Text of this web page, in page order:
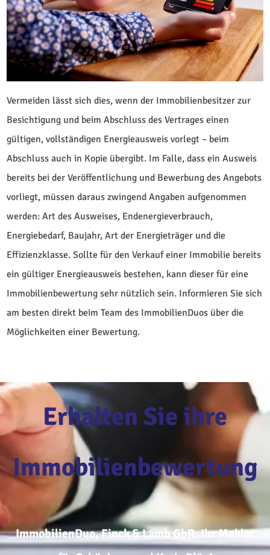
Vermeiden lässt sich dies, wenn der Immobilienbesitzer zur
Besichtigung und beim Abschluss des Vertrages einen
gültigen, vollständigen Energieausweis vorlegt – beim
Abschluss auch in Kopie übergibt. Im Falle, dass ein Ausweis
bereits bei der Veröffentlichung und Bewerbung des Angebots
vorliegt, müssen daraus zwingend Angaben aufgenommen
werden: Art des Ausweises, Endenergieverbrauch,
Energiebedarf, Baujahr, Art der Energieträger und die
Effizienzklasse. Sollte für den Verkauf einer Immobilie bereits
ein gültiger Energieausweis bestehen, kann dieser für eine
Immobilienbewertung sehr nützlich sein. Informieren Sie sich
am besten direkt beim Team des ImmobilienDuos über die
Möglichkeiten einer Bewertung.
Erhalten Sie ihre
Immobilienbewertung
ImmobilienDuo, Finck & Lamb GbR: Ihr Makler